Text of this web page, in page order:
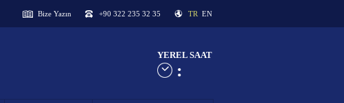
Bize Yazın +90 322 235 32 35 TR EN
YEREL SAAT
: